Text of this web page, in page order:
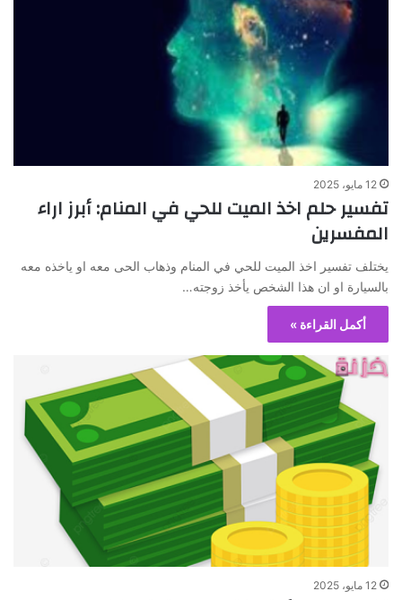
12 مايو، 2025
تفسير حلم اخذ الميت للحي في المنام: أبرز اراء
المفسرين
يختلف تفسير اخذ الميت للحي في المنام وذهاب الحى معه او ياخذه معه
بالسيارة او ان هذا الشخص يأخذ زوجته…
أكمل القراءة »
12 مايو، 2025